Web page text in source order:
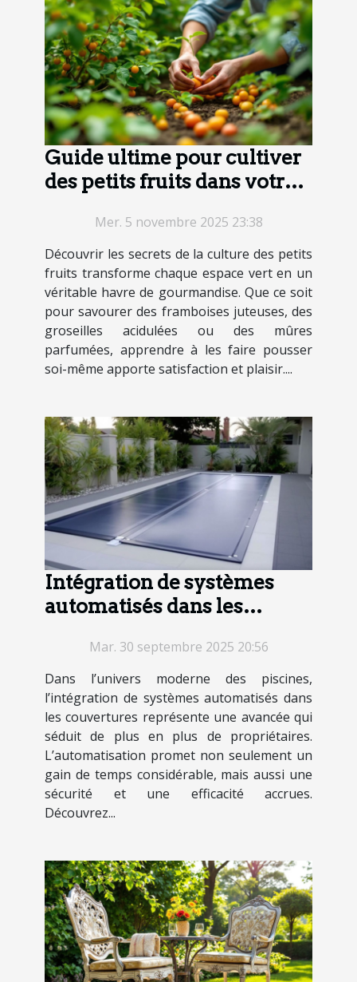
Guide ultime pour cultiver
des petits fruits dans votre
Mer. 5 novembre 2025 23:38
Découvrir les secrets de la culture des petits
fruits transforme chaque espace vert en un
véritable havre de gourmandise. Que ce soit
pour savourer des framboises juteuses, des
groseilles acidulées ou des mûres
parfumées, apprendre à les faire pousser
soi-même apporte satisfaction et plaisir....
Intégration de systèmes
automatisés dans les
Mar. 30 septembre 2025 20:56
Dans l’univers moderne des piscines,
l’intégration de systèmes automatisés dans
les couvertures représente une avancée qui
séduit de plus en plus de propriétaires.
L’automatisation promet non seulement un
gain de temps considérable, mais aussi une
sécurité et une efficacité accrues.
Découvrez...